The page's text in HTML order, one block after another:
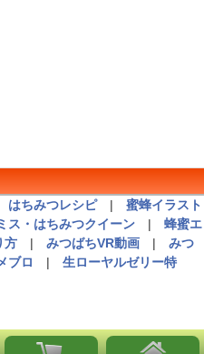
はちみつレシピ| 蜜蜂イラスト
ス・はちみつクイーン | 蜂蜜エ
方 | みつばちVR動画 | みつ
ブロ | 生ローヤルゼリー特